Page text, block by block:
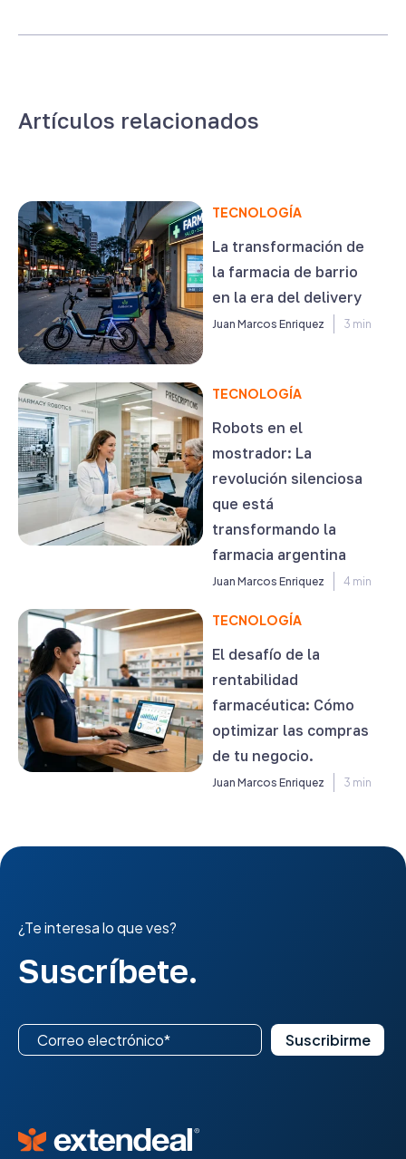
Artículos relacionados
TECNOLOGÍA
La transformación de
la farmacia de barrio
en la era del delivery
Juan Marcos Enriquez 3 min
TECNOLOGÍA
Robots en el
mostrador: La
revolución silenciosa
que está
transformando la
farmacia argentina
Juan Marcos Enriquez 4 min
TECNOLOGÍA
El desafío de la
rentabilidad
farmacéutica: Cómo
optimizar las compras
de tu negocio.
Juan Marcos Enriquez 3 min
¿Te interesa lo que ves?
Suscríbete.